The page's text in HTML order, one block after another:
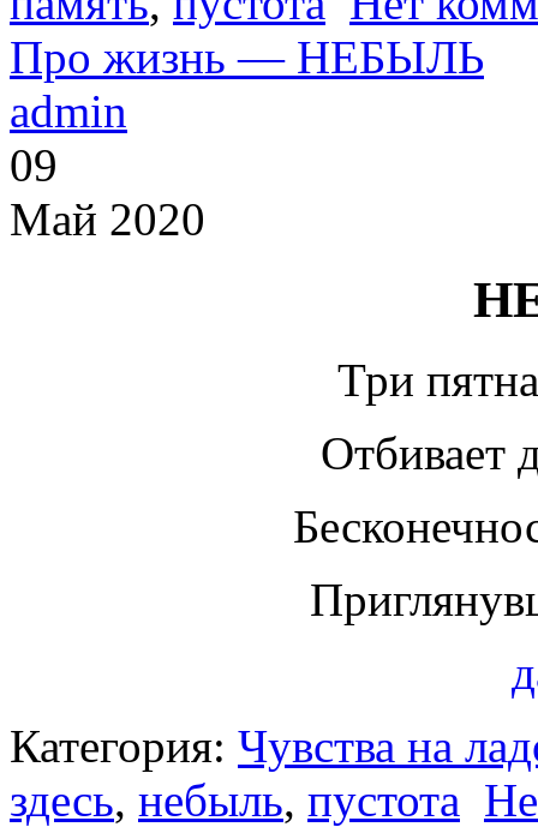
Про жизнь — НЕБЫЛЬ
admin
09
Май 2020
Три
Категория: Чувства на
здесь, небыль, пустота